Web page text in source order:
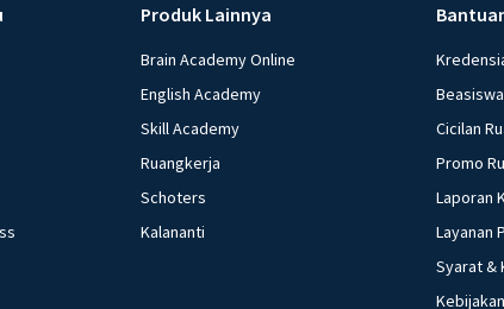
Produk Lainnya
Brain Academy Online
English Academy
Skill Academy
Ruangkerja
Schoters
Kalananti
Cicilan
Promo
Laporan
Layanan
Syarat &